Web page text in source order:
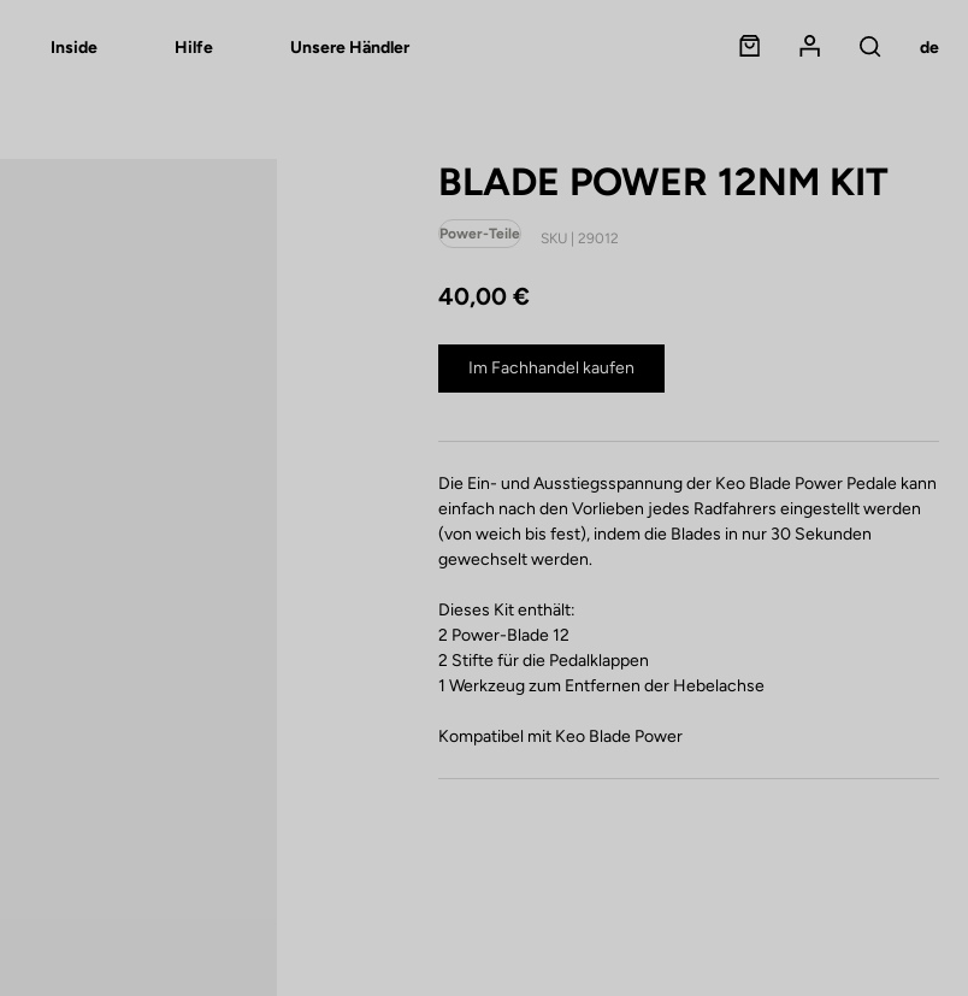
Inside Hilfe Unsere Händler Panier
Mon compte
Rechercher
de
BLADE POWER 12NM KIT
Power-Teile SKU | 29012
40,00 €
Im Fachhandel kaufen
Die Ein- und Ausstiegsspannung der Keo Blade Power Pedale kann
einfach nach den Vorlieben jedes Radfahrers eingestellt werden
(von weich bis fest), indem die Blades in nur 30 Sekunden
gewechselt werden.
Dieses Kit enthält:
2 Power-Blade 12
2 Stifte für die Pedalklappen
1 Werkzeug zum Entfernen der Hebelachse
Kompatibel mit Keo Blade Power